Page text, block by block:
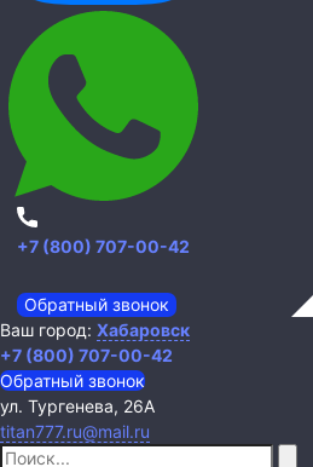
+7 (800) 707-00-42
Обратный звонок
Ваш город: Хабаровск
+7 (800) 707-00-42
Обратный звонок
ул. Тургенева, 26А
titan777.ru@mail.ru